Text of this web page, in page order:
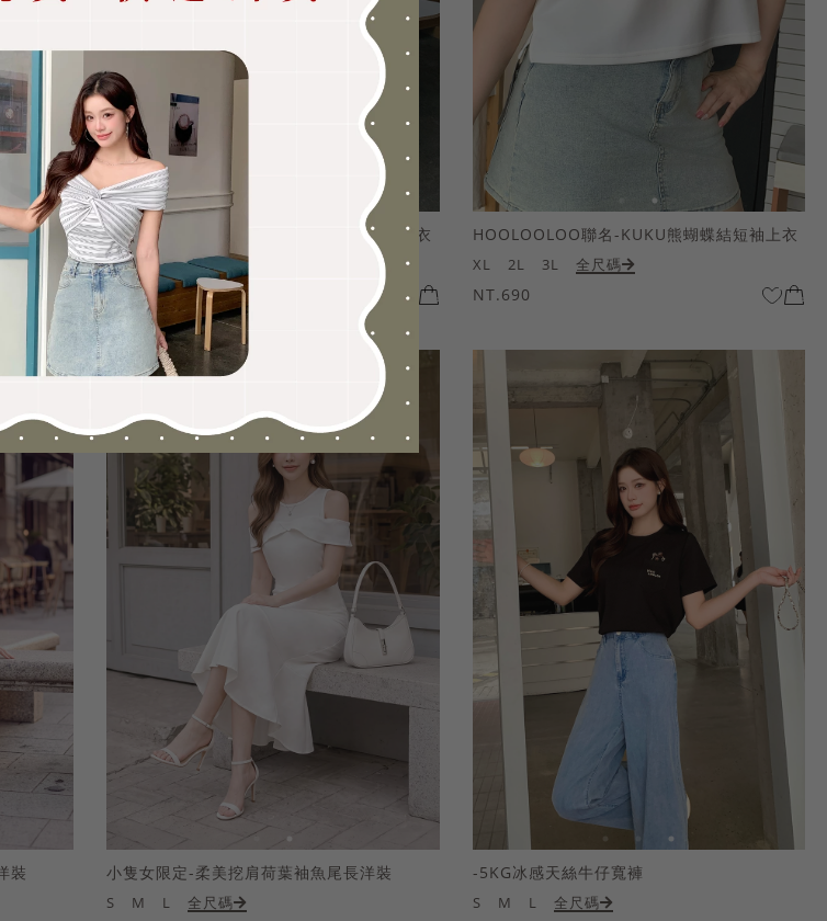
袖上衣 HOOLOOLOO聯名-KUKU熊蝴蝶結短袖上衣
S M L 全尺碼
NT.690
HOOLOOLOO聯名-KUKU熊蝴蝶結短袖上衣
XL 2L 3L 全尺碼
NT.690
裝 小隻女限定-柔美挖肩荷葉袖魚尾長洋裝
S M L 全尺碼
-5KG冰感天絲牛仔寬褲
S M L 全尺碼